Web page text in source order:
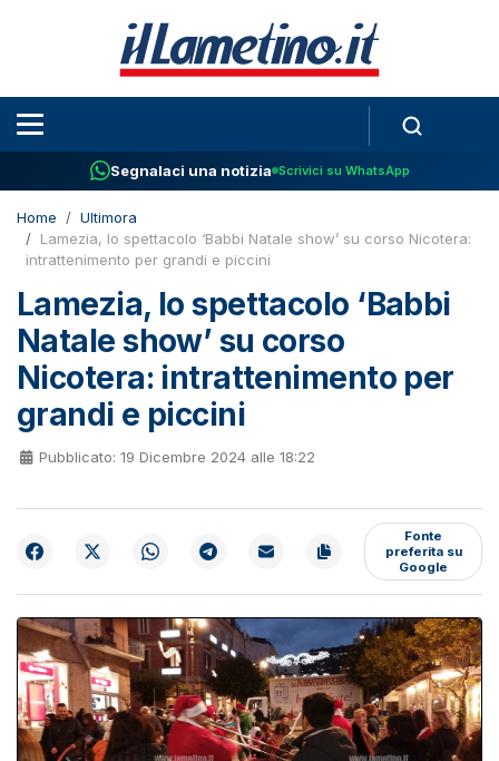
Segnalaci una notizia Scrivici su WhatsApp
Home
Ultimora
Lamezia, lo spettacolo ‘Babbi Natale show’ su corso Nicotera:
intrattenimento per grandi e piccini
Lamezia, lo spettacolo ‘Babbi
Natale show’ su corso
Nicotera: intrattenimento per
grandi e piccini
Pubblicato: 19 Dicembre 2024 alle 18:22
Fonte
preferita su
Google